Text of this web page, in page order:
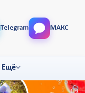
Telegram МАКС
Ещё